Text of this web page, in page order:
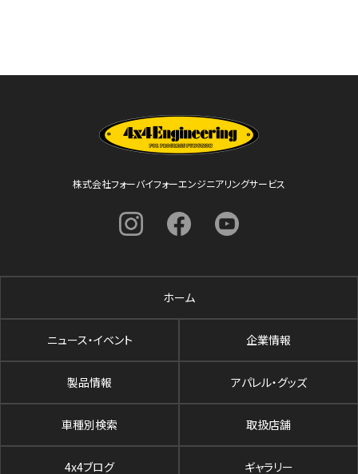
株式会社フォーバイフォーエンジニアリングサービス
ホーム
ニュース・イベント 企業情報
製品情報 アパレル・グッズ
車種別検索 取扱店舗
4x4ブログ ギャラリー